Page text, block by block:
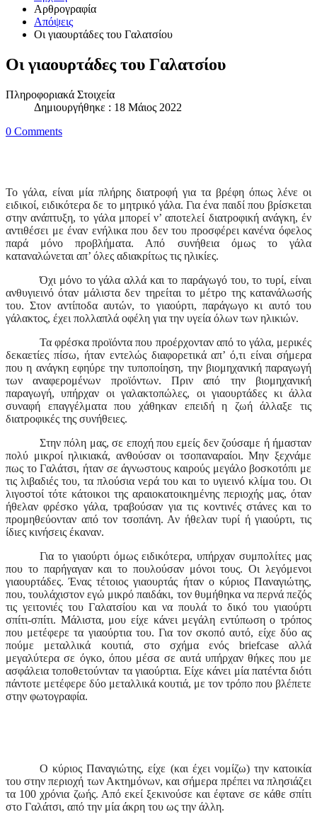
Αρθρογραφία
Απόψεις
Οι γιαουρτάδες του Γαλατσίου
Οι γιαουρτάδες του Γαλατσίου
Πληροφοριακά Στοιχεία
Δημιουργήθηκε : 18 Μάιος 2022
0 Comments
Το γάλα, είναι μία πλήρης διατροφή για τα βρέφη όπως λένε οι
ειδικοί, ειδικότερα δε το μητρικό γάλα. Για ένα παιδί που βρίσκεται
στην ανάπτυξη, το γάλα μπορεί ν’ αποτελεί διατροφική ανάγκη, έν
αντιθέσει με έναν ενήλικα που δεν του προσφέρει κανένα όφελος
παρά μόνο προβλήματα. Από συνήθεια όμως το γάλα
καταναλώνεται απ’ όλες αδιακρίτως τις ηλικίες.
Όχι μόνο το γάλα αλλά και το παράγωγό του, το τυρί, είναι
ανθυγιεινό όταν μάλιστα δεν τηρείται το μέτρο της κατανάλωσής
του. Στον αντίποδα αυτών, το γιαούρτι, παράγωγο κι αυτό του
γάλακτος, έχει πολλαπλά οφέλη για την υγεία όλων των ηλικιών.
Τα φρέσκα προϊόντα που προέρχονταν από το γάλα, μερικές
δεκαετίες πίσω, ήταν εντελώς διαφορετικά απ’ ό,τι είναι σήμερα
που η ανάγκη εφηύρε την τυποποίηση, την βιομηχανική παραγωγή
των αναφερομένων προϊόντων. Πριν από την βιομηχανική
παραγωγή, υπήρχαν οι γαλακτοπώλες, οι γιαουρτάδες κι άλλα
συναφή επαγγέλματα που χάθηκαν επειδή η ζωή άλλαξε τις
διατροφικές της συνήθειες.
Στην πόλη μας, σε εποχή που εμείς δεν ζούσαμε ή ήμασταν
πολύ μικροί ηλικιακά, ανθούσαν οι τσοπαναραίοι. Μην ξεχνάμε
πως το Γαλάτσι, ήταν σε άγνωστους καιρούς μεγάλο βοσκοτόπι με
τις λιβαδιές του, τα πλούσια νερά του και το υγιεινό κλίμα του. Οι
λιγοστοί τότε κάτοικοι της αραιοκατοικημένης περιοχής μας, όταν
ήθελαν φρέσκο γάλα, τραβούσαν για τις κοντινές στάνες και το
προμηθεύονταν από τον τσοπάνη. Αν ήθελαν τυρί ή γιαούρτι, τις
ίδιες κινήσεις έκαναν.
Για το γιαούρτι όμως ειδικότερα, υπήρχαν συμπολίτες μας
που το παρήγαγαν και το πουλούσαν μόνοι τους. Οι λεγόμενοι
γιαουρτάδες. Ένας τέτοιος γιαουρτάς ήταν ο κύριος Παναγιώτης,
που, τουλάχιστον εγώ μικρό παιδάκι, τον θυμήθηκα να περνά πεζός
τις γειτονιές του Γαλατσίου και να πουλά το δικό του γιαούρτι
σπίτι-σπίτι. Μάλιστα, μου είχε κάνει μεγάλη εντύπωση ο τρόπος
που μετέφερε τα γιαούρτια του. Για τον σκοπό αυτό, είχε δύο ας
πούμε μεταλλικά κουτιά, στο σχήμα ενός briefcaseαλλά
μεγαλύτερα σε όγκο, όπου μέσα σε αυτά υπήρχαν θήκες που με
ασφάλεια τοποθετούνταν τα γιαούρτια. Είχε κάνει μία πατέντα διότι
πάντοτε μετέφερε δύο μεταλλικά κουτιά, με τον τρόπο που βλέπετε
στην φωτογραφία.
Ο κύριος Παναγιώτης, είχε (και έχει νομίζω) την κατοικία
του στην περιοχή των Ακτημόνων, και σήμερα πρέπει να πλησιάζει
τα 100 χρόνια ζωής. Από εκεί ξεκινούσε και έφτανε σε κάθε σπίτι
στο Γαλάτσι, από την μία άκρη του ως την άλλη.